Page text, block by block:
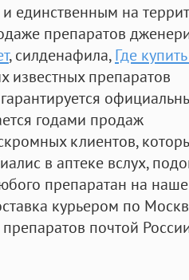
единственным на
препаратов
, силденафила, Где
известных препаратов
годами продаж
клиентов,
в аптеке вслух,
препаратан на
курьером по
почтой